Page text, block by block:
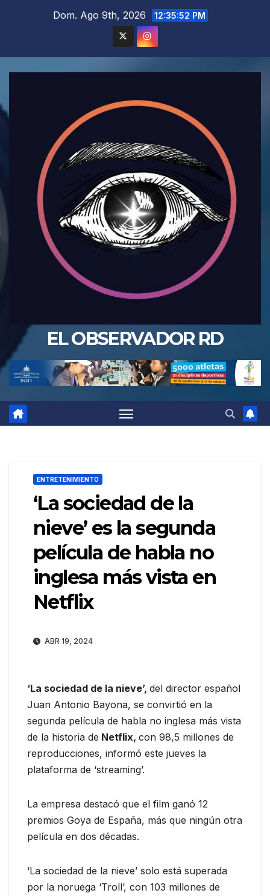
Dom. Ago 9th, 2026 12:35:54 PM
EL OBSERVADOR RD
ENTRETENIMIENTO
‘La sociedad de la
nieve’ es la segunda
película de habla no
inglesa más vista en
Netflix
ABR 19, 2024
‘La sociedad de la nieve’, del director español
Juan Antonio Bayona, se convirtió en la
segunda película de habla no inglesa más vista
de la historia de Netflix, con 98,5 millones de
reproducciones, informó este jueves la
plataforma de ‘streaming’.
La empresa destacó que el film ganó 12
premios Goya de España, más que ningún otra
película en dos décadas.
‘La sociedad de la nieve’ solo está superada
por la noruega ‘Troll’, con 103 millones de